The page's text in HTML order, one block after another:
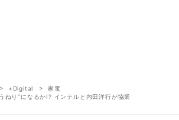
+Digital
家電
ねり”になるか!? インテルと内田洋行が協業